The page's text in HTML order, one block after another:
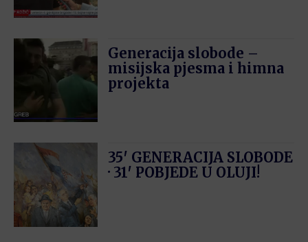
Generacija slobode –
misijska pjesma i himna
projekta
35′ GENERACIJA SLOBODE
· 31′ POBJEDE U OLUJI!